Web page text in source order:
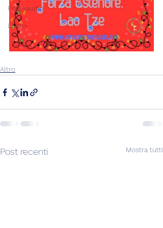
Post+audio
Lilith+
Altro
Post recenti Mostra tutti